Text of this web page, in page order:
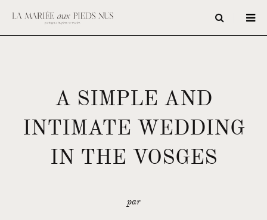
A SIMPLE AND
INTIMATE WEDDING
IN THE VOSGES
par